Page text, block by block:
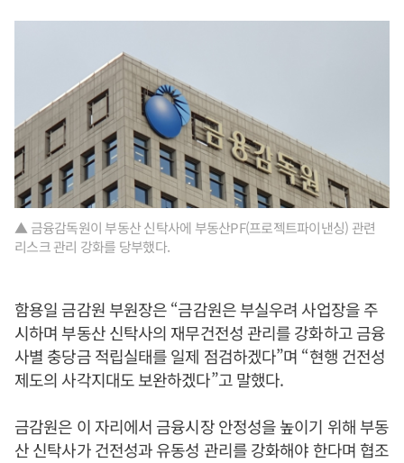
▲ 금융감독원이 부동산 신탁사에 부동산PF(프로젝트파이낸싱) 관련
리스크 관리 강화를 당부했다.
함용일 금감원 부원장은 “금감원은 부실우려 사업장을 주
시하며 부동산 신탁사의 재무건전성 관리를 강화하고 금융
사별 충당금 적립실태를 일제 점검하겠다”며 “현행 건전성
제도의 사각지대도 보완하겠다”고 말했다.
금감원은 이 자리에서 금융시장 안정성을 높이기 위해 부동
산 신탁사가 건전성과 유동성 관리를 강화해야 한다며 협조